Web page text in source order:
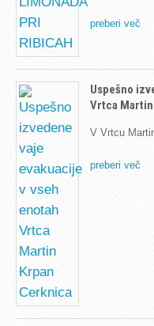
preberi več
Uspešno
Vrtca
V Vrtcu
preberi več